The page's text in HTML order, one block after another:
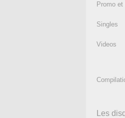
Promo
Singles
Videos
Les